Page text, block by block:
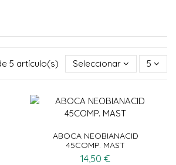
5 artículo(s) Seleccionar 5
ABOCA NEOBIANACID
45COMP. MAST
14,50 €